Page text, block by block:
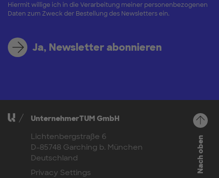
Hiermit willige ich in die Verarbeitung meiner personenbezogenen
Daten zum Zweck der Bestellung des Newsletters ein.
Ja, Newsletter abonnieren
UnternehmerTUM GmbH
Lichtenbergstraße 6
D-85748 Garching b. München
Deutschland
Privacy Settings
Nach oben